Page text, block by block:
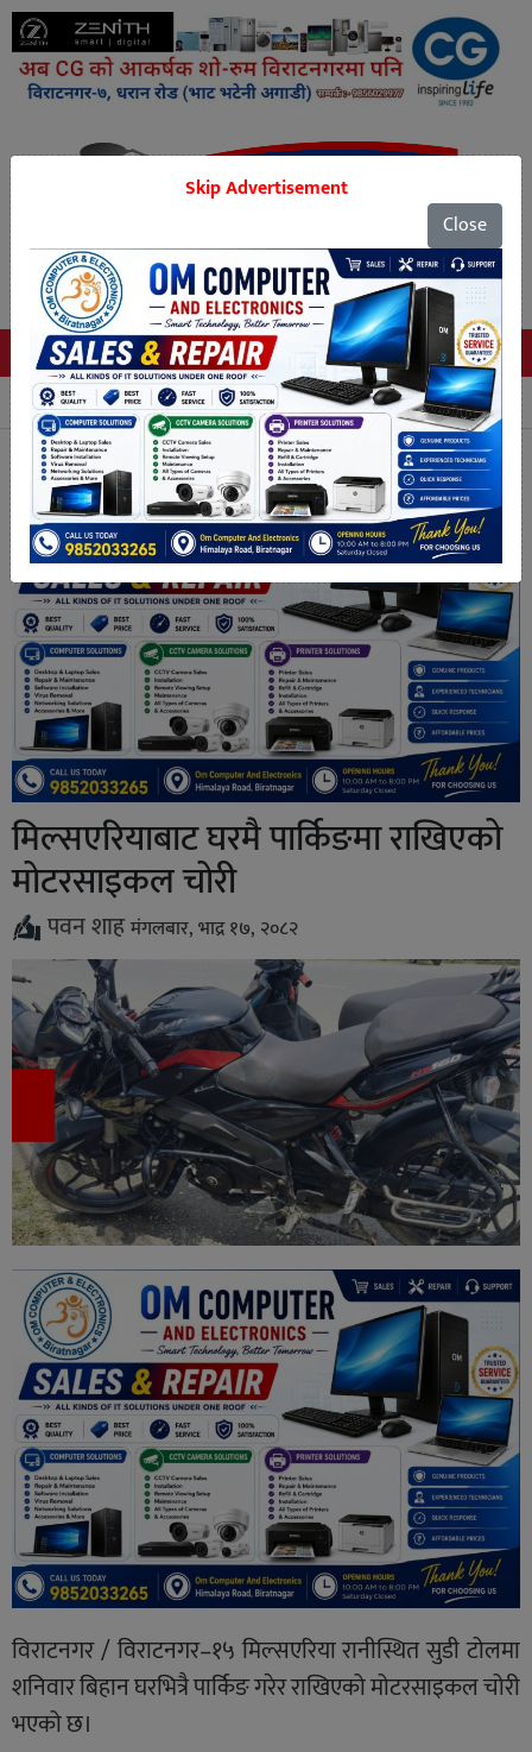
Tags
मिल्सएरियाबाट घरमै पार्किङमा राखिएको
मोटरसाइकल चोरी
पवन शाहमंगलबार, भाद्र १७, २०८२
विराटनगर / विराटनगर–१५ मिल्सएरिया रानीस्थित सुडी टोलमा
शनिवार बिहान घरभित्रै पार्किङ गरेर राखिएको मोटरसाइकल चोरी
भएको छ।
Skip Advertisement
Close